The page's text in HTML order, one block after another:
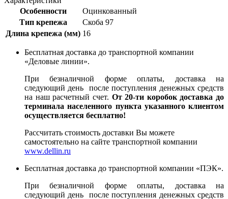
Особенности
Оцинкованный
Тип крепежа
Скоба 97
Длина крепежа (мм) 16
Бесплатная доставка до транспортной компании
«Деловые линии».
При безналичной форме оплаты, доставка на
следующий день после поступления денежных средств
на наш расчетный счет. От 20-ти коробок доставка до
терминала населенного пункта указанного клиентом
осуществляется бесплатно!
Рассчитать стоимость доставки Вы можете
самостоятельно на сайте транспортной компании
www.dellin.ru
Бесплатная доставка до транспортной компании «ПЭК».
При безналичной форме оплаты, доставка на
следующий день после поступления денежных средств